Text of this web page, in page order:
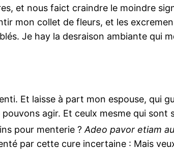
et nous faict craindre le moindre
mon collet de fleurs, et les
Je hay la desraison ambiante qui
Et laisse à part mon espouse, qui
agir. Et ceulx mesme qui
pour menterie ?Adeo pavor etiam
par cette cure incertaine : Mais